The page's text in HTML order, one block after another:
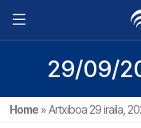
29/09/
Home »Artxiboa 29 iraila,